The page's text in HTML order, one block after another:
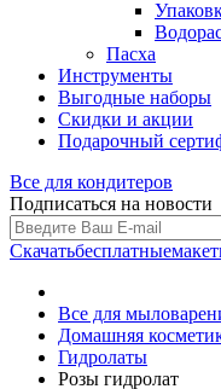
Пасха
Инструменты
Выгодные наборы
Скидки и акции
Подарочный
Все для кондитеров
Подписаться на новости
Скачатьбесплатные
Все для
Домашняя
Гидролаты
Розы гидролат